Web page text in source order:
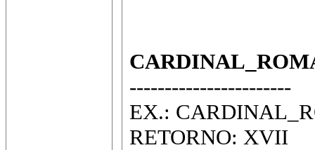
-----------------------
EX.:
RETORNO: XVII